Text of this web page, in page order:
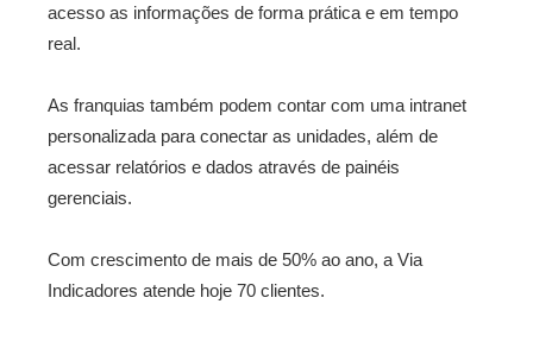
acesso as informações de forma prática e em tempo
real.
As franquias também podem contar com uma intranet
personalizada para conectar as unidades, além de
acessar relatórios e dados através de painéis
gerenciais.
Com crescimento de mais de 50% ao ano, a Via
Indicadores atende hoje 70 clientes.